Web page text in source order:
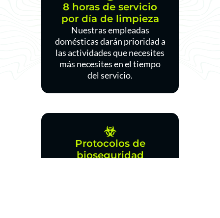
8 horas de servicio
por día de limpieza
Nuestras empleadas
domésticas darán prioridad a
las actividades que necesites
más necesites en el tiempo
del servicio.
Protocolos de
bioseguridad